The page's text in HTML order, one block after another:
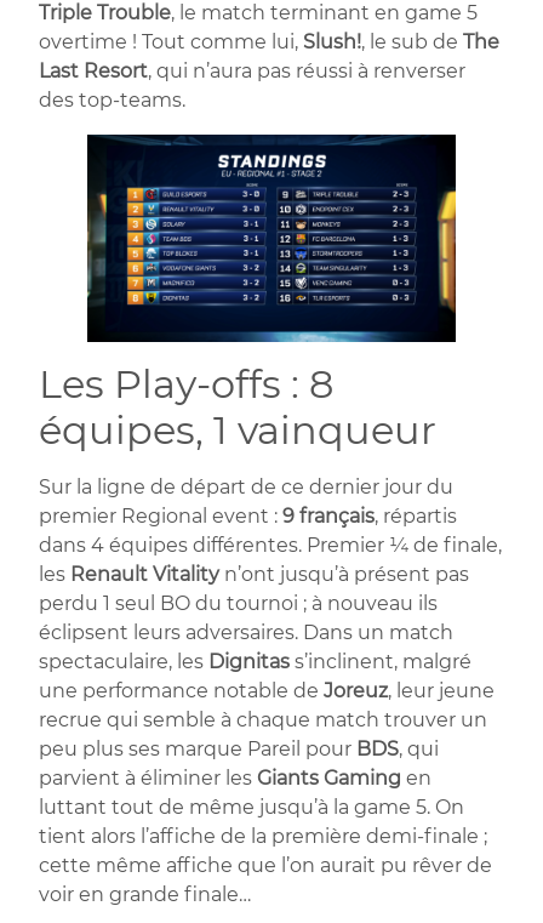
Triple Trouble, le match terminant en game 5
overtime ! Tout comme lui, Slush!, le sub deThe
Last Resort, qui n’aura pas réussi à renverser
des top-teams.
Les Play-offs : 8
équipes, 1 vainqueur
Sur la ligne de départ de ce dernier jour du
premier Regional event :9 français, répartis
dans 4 équipes différentes. Premier ¼ de finale,
les Renault Vitalityn’ont jusqu’à présent pas
perdu 1 seul BO du tournoi ; à nouveau ils
éclipsent leurs adversaires. Dans un match
spectaculaire, les Dignitas s’inclinent, malgré
une performance notable deJoreuz, leur jeune
recrue qui semble à chaque match trouver un
peu plus ses marque Pareil pour BDS, qui
parvient à éliminer lesGiants Gaming en
luttant tout de même jusqu’à la game 5. On
tient alors l’affiche de la première demi-finale ;
cette même affiche que l’on aurait pu rêver de
voir en grande finale…